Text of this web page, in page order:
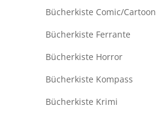
Bücherkiste Comic/Cartoon
Bücherkiste Ferrante
Bücherkiste Horror
Bücherkiste Kompass
Bücherkiste Krimi